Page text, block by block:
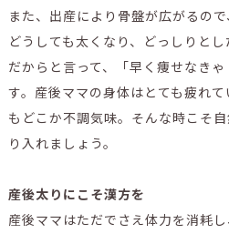
また、出産により骨盤が広がるの
どうしても太くなり、どっしりとし
だからと言って、「早く痩せなき
す。産後ママの身体はとても疲れ
もどこか不調気味。そんな時こそ
り入れましょう。
産後太りにこそ漢方を
産後ママはただでさえ体力を消耗